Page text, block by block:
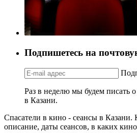
Подпишетесь на
Раз в неделю мы будем писать
в Казани.
Спасатели в кино - сеансы в Казани.
описание, даты сеансов, в каких